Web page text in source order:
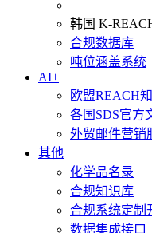
韩国 K-
合规数据库
吨位涵盖系统
AI+
欧盟REACH
各国SDS官方
外贸邮件营销
其他
化学品名录
合规知识库
合规系统定制
数据集成接口